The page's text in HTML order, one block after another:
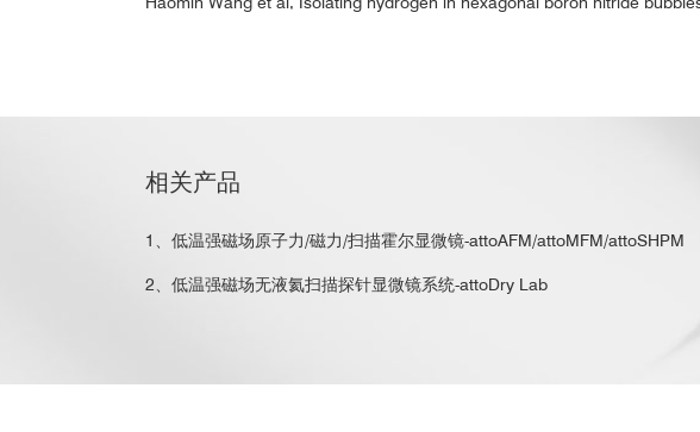
相关产品
1、低温强磁场原子力/磁力/扫描霍尔显微镜-attoAFM/attoMFM/attoSHPM
2、低温强磁场无液氦扫描探针显微镜系统-attoDry Lab